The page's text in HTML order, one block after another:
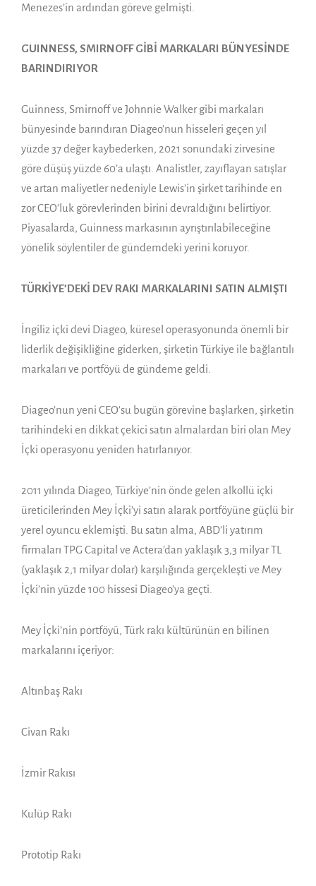
Menezes’in ardından göreve gelmişti.
GUINNESS, SMIRNOFF GİBİ MARKALARI BÜNYESİNDE
BARINDIRIYOR
Guinness, Smirnoff ve Johnnie Walker gibi markaları
bünyesinde barındıran Diageo’nun hisseleri geçen yıl
yüzde 37 değer kaybederken, 2021 sonundaki zirvesine
göre düşüş yüzde 60’a ulaştı. Analistler, zayıflayan satışlar
ve artan maliyetler nedeniyle Lewis’in şirket tarihinde en
zor CEO’luk görevlerinden birini devraldığını belirtiyor.
Piyasalarda, Guinness markasının ayrıştırılabileceğine
yönelik söylentiler de gündemdeki yerini koruyor.
TÜRKİYE’DEKİ DEV RAKI MARKALARINI SATIN ALMIŞTI
İngiliz içki devi Diageo, küresel operasyonunda önemli bir
liderlik değişikliğine giderken, şirketin Türkiye ile bağlantılı
markaları ve portföyü de gündeme geldi.
Diageo’nun yeni CEO’su bugün görevine başlarken, şirketin
tarihindeki en dikkat çekici satın almalardan biri olan Mey
İçki operasyonu yeniden hatırlanıyor.
2011 yılında Diageo, Türkiye’nin önde gelen alkollü içki
üreticilerinden Mey İçki’yi satın alarak portföyüne güçlü bir
yerel oyuncu eklemişti. Bu satın alma, ABD’li yatırım
firmaları TPG Capital ve Actera’dan yaklaşık 3,3 milyar TL
(yaklaşık 2,1 milyar dolar) karşılığında gerçekleşti ve Mey
İçki’nin yüzde 100 hissesi Diageo’ya geçti.
Mey İçki’nin portföyü, Türk rakı kültürünün en bilinen
markalarını içeriyor:
Altınbaş Rakı
Civan Rakı
İzmir Rakısı
Kulüp Rakı
Prototip Rakı